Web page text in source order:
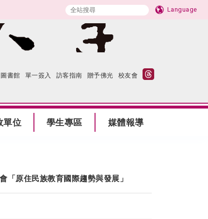
Language
圖書館 單一簽入 訪客指南 贈予佛光 校友會
單位 學生專區 媒體報導
「原住民族教育國際趨勢與發展」